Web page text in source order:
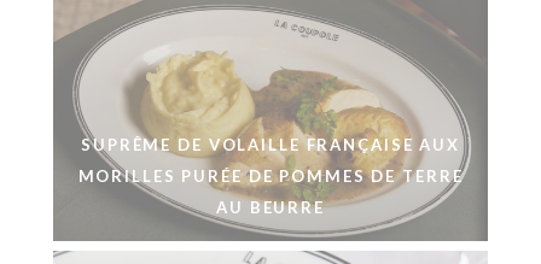
SUPRÊME DE VOLAILLE FRANÇAISE AUX
MORILLES PURÉE DE POMMES DE TERRE
AU BEURRE